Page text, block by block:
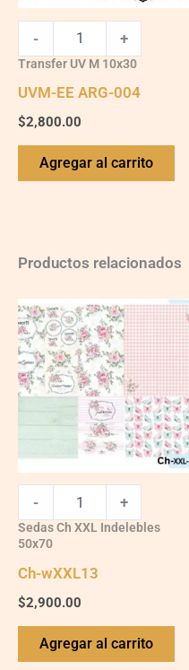
- +
Transfer UV M 10x30
UVM-EE ARG-004
$2,800.00
Agregar al carrito
Productos relacionados
Ch-
wXXL13
quantity
- +
Sedas Ch XXL Indelebles
50x70
Ch-wXXL13
$2,900.00
Agregar al carrito